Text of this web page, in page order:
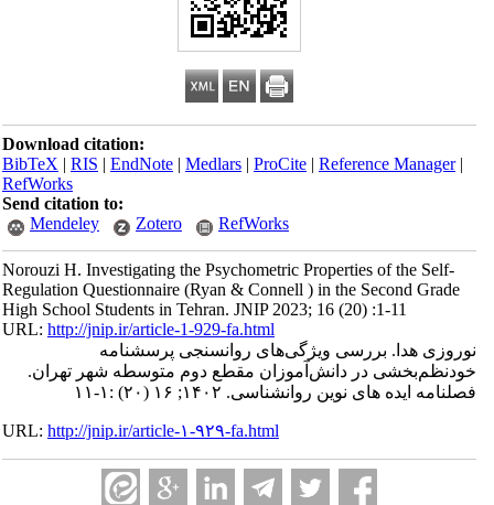
Download citation:
BibTeX|RIS|EndNote|Medlars|ProCite|Reference Manager
RefWorks
Send citation to:
Mendeley
Zotero RefWorks
Norouzi H. Investigating the Psychometric Properties of the Self-
Regulation Questionnaire (Ryan & Connell ) in the Second Grade
High School Students in Tehran. JNIP 2023; 16 (20) :1-11
URL:http://jnip.ir/article-1-929-fa.html
نوروزی هدا. بررسی ویژگی‌های روانسنجی پرسشنامه
خودنظم‌بخشی در دانش‌آموزان مقطع دوم متوسطه شهر تهران.
فصلنامه ایده های نوین روانشناسی. ۱۴۰۲; ۱۶ (۲۰) :۱-۱۱
URL:http://jnip.ir/article-۱-۹۲۹-fa.html